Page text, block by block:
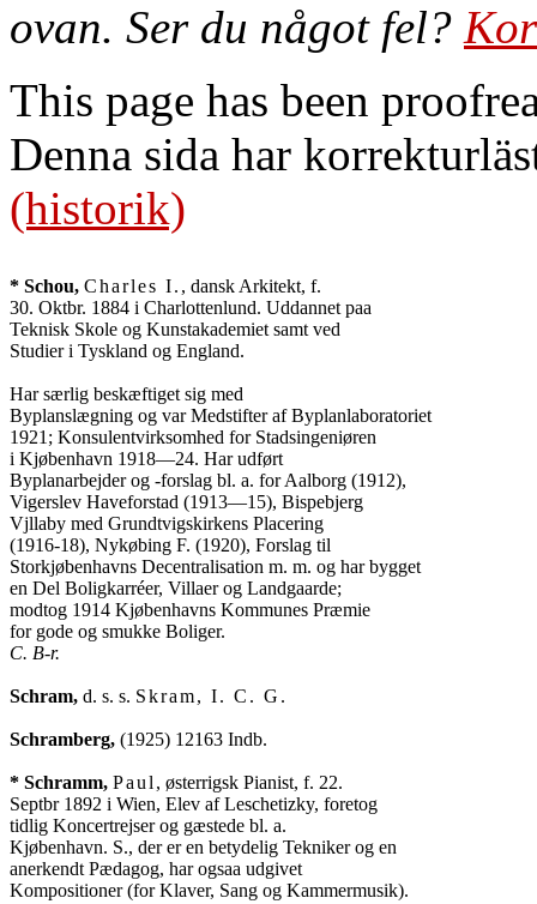
ovan. Ser du något fel?
This page has been
Denna sida har
(historik)
* Schou, Charles I. , dansk Arkitekt, f.
30. Oktbr. 1884 i Charlottenlund. Uddannet paa
Teknisk Skole og Kunstakademiet samt ved
Studier i Tyskland og England.
Har særlig beskæftiget sig med
Byplanslægning og var Medstifter af Byplanlaboratoriet
1921; Konsulentvirksomhed for Stadsingeniøren
i Kjøbenhavn 1918—24. Har udført
Byplanarbejder og -forslag bl. a. for Aalborg (1912),
Vigerslev Haveforstad (1913—15), Bispebjerg
Vjllaby med Grundtvigskirkens Placering
(1916-18), Nykøbing F. (1920), Forslag til
Storkjøbenhavns Decentralisation m. m. og har bygget
en Del Boligkarréer, Villaer og Landgaarde;
modtog 1914 Kjøbenhavns Kommunes Præmie
C. B-r.
Schram, d. s. s. Skram, I. C. G.
Schramberg, (1925) 12163 Indb.
* Schramm, Paul , østerrigsk Pianist, f. 22.
Septbr 1892 i Wien, Elev af Leschetizky, foretog
tidlig Koncertrejser og gæstede bl. a.
Kjøbenhavn. S., der er en betydelig Tekniker og en
anerkendt Pædagog, har ogsaa udgivet